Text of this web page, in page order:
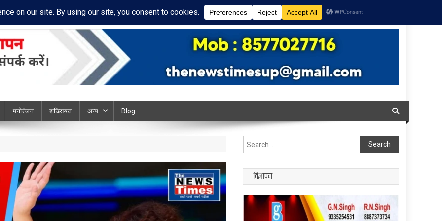
Policy Disclaimer
chandauli
मनोरंजन शख्सियत अन्य Blog
Search
for:
विज्ञापन